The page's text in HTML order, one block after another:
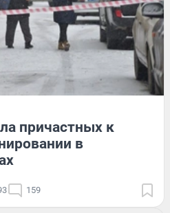
причастных к
в
159